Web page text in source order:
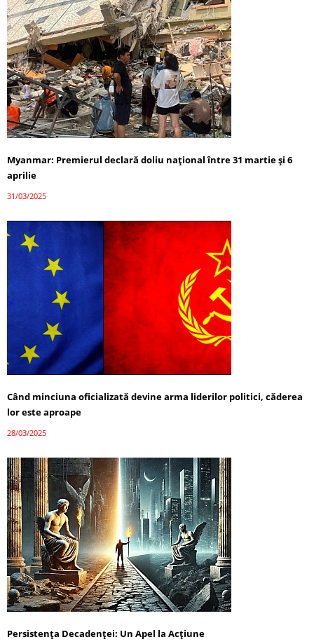
Myanmar: Premierul declară doliu național între 31 martie și 6
aprilie
31/03/2025
Când minciuna oficializată devine arma liderilor politici, căderea
lor este aproape
28/03/2025
Persistența Decadenței: Un Apel la Acțiune